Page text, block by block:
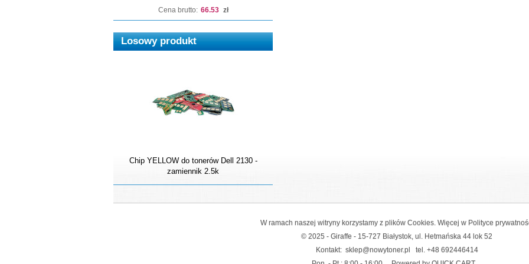
Cena brutto: 66.53 zł
Losowy produkt
Chip YELLOW do tonerów Dell 2130 -
zamiennik 2.5k
W ramach naszej witryny korzystamy z plików Cookies. Więcej w Polityce
© 2025 - Giraffe - 15-727 Białystok, ul. Hetmańska 44 lok 52
Kontakt: sklep@nowytoner.pl tel. +48 692446414